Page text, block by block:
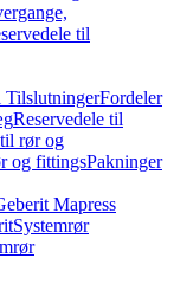
til
TilslutningerFordeler
Reservedele til
rør og
og fittingsPakninger
Mapress
Systemrør